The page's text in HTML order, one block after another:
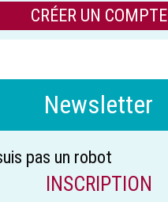
CRÉER UN COMPTE
Newsletter
pas un robot
INSCRIPTION